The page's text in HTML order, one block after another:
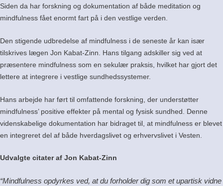
Siden da har forskning og dokumentation af både meditation og
mindfulness fået enormt fart på i den vestlige verden.
Den stigende udbredelse af mindfulness i de seneste år kan især
tilskrives lægen Jon Kabat-Zinn.
Hans tilgang adskiller sig ved at
præsentere mindfulness som en sekulær praksis, hvilket har gjort det
lettere at integrere i vestlige sundhedssystemer.
Hans arbejde har ført til omfattende forskning, der understøtter
mindfulness’ positive effekter på mental og fysisk sundhed. Denne
videnskabelige dokumentation har bidraget til, at mindfulness er blevet
en integreret del af både hverdagslivet og erhvervslivet i Vesten.
Udvalgte citater af Jon Kabat-Zinn
“Mindfulness opdyrkes ved, at du forholder dig som et upartisk vidne